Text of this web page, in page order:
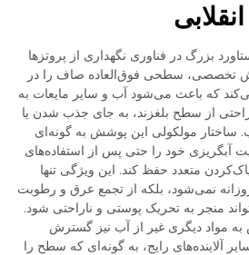
بزرگ در فناوری نگهداری از پروتزها
سطحی فوق‌العاده صاف را در
که باعث می‌شود آب و سایر مایعات به
از سطح بلغزند، به جای جذب شدن یا
ساختار مولکولی این پوشش به گونه‌ای
خود را حتی پس از استفاده‌های
متعدد حفظ کند. این ویژگی تنها
نمی‌شود، بلکه از تجمع عرق و رطوبت
منجر به تحریک پوستی و ناراحتی شود.
مواد دیگری غیر از آب نیز گسترش
آلاینده‌های رایج، به گونه‌ای که سطح را